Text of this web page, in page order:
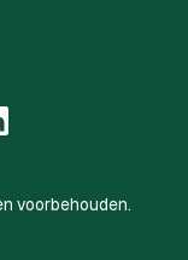
voorbehouden.